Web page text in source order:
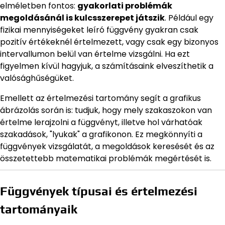
elméletben fontos: gyakorlati problémák
megoldásánál is kulcsszerepet játszik. Például egy
fizikai mennyiségeket leíró függvény gyakran csak
pozitív értékeknél értelmezett, vagy csak egy bizonyos
intervallumon belül van értelme vizsgálni. Ha ezt
figyelmen kívül hagyjuk, a számításaink elveszíthetik a
valósághűségüket.
Emellett az értelmezési tartomány segít a grafikus
ábrázolás során is: tudjuk, hogy mely szakaszokon van
értelme lerajzolni a függvényt, illetve hol várhatóak
szakadások, "lyukak" a grafikonon. Ez megkönnyíti a
függvények vizsgálatát, a megoldások keresését és az
összetettebb matematikai problémák megértését is.
Függvények típusai és értelmezési
tartományaik